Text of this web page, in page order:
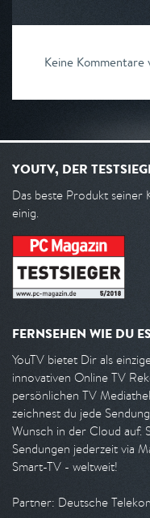
Keine Kommentare
YOUTV, DER
Das beste Produkt seiner
einig.
FERNSEHEN WIE DU
YouTV bietet Dir als
innovativen Online TV
persönlichen TV
zeichnest du jede
Wunsch in der Cloud auf.
Sendungen jederzeit via
Smart-TV - weltweit!
Partner: Deutsche